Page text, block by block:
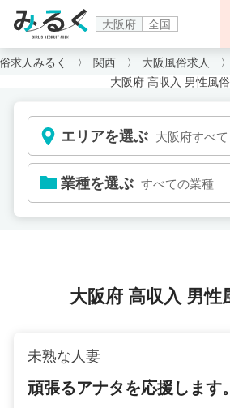
大阪府 全国
求人みるく 関西 大阪風俗求人
大阪府 高収入 男性風
エリアを選ぶ 大阪府すべて
業種を選ぶ すべての業種
大阪府 高収入 男性
未熟な人妻
頑張るアナタを応援します。